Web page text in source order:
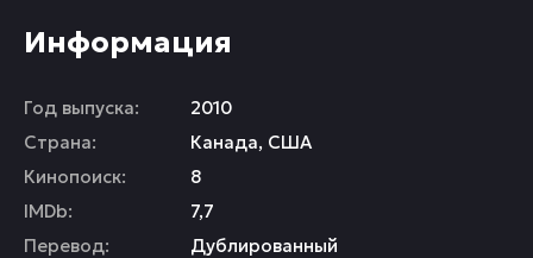
Информация
Год выпуска:
2010
Страна:
Канада, США
Кинопоиск:
8
IMDb:
7,7
Перевод:
Дублированный